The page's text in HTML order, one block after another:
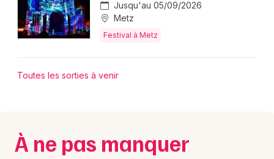
Jusqu'au 05/09/2026
Metz
Festival à Metz
Toutes les sorties à venir
À ne pas manquer